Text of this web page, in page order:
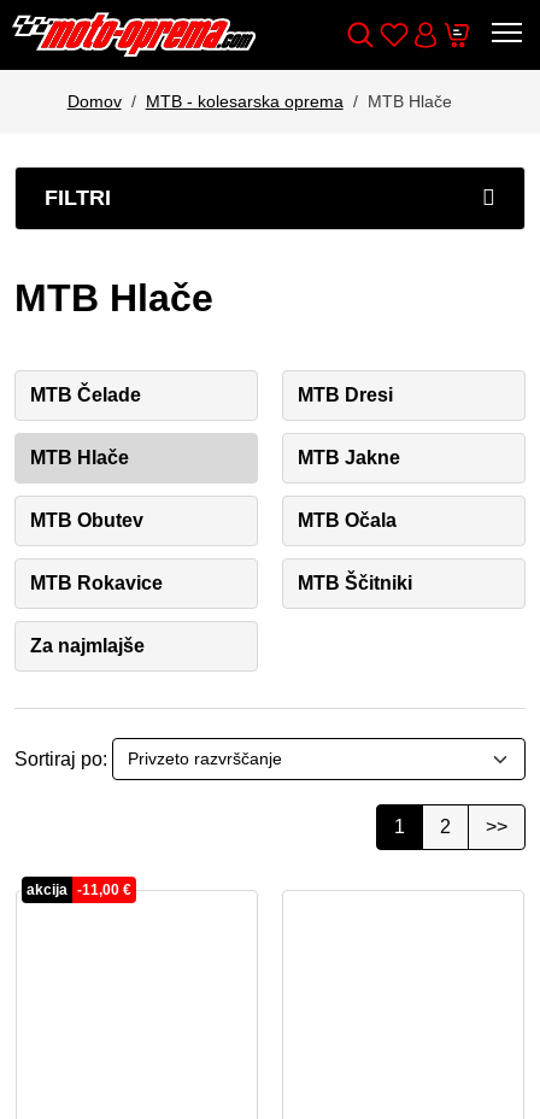
Wishlist
Cart
Domov MTB - kolesarska oprema MTB Hlače
FILTRI
MTB Hlače
MTB Čelade MTB Dresi
MTB Hlače MTB Jakne
MTB Obutev MTB Očala
MTB Rokavice MTB Ščitniki
Za najmlajše
Sortiraj po:
1 2 >>
akcija -11,00€